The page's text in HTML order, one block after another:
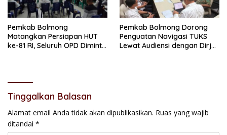
Pemkab Bolmong
Matangkan Persiapan HUT
ke-81 RI, Seluruh OPD Diminta
Pemkab Bolmong Dorong
Penguatan Navigasi TUKS
Lewat Audiensi dengan Dirjen
Tinggalkan Balasan
Alamat email Anda tidak akan dipublikasikan. Ruas yang wajib
ditandai *